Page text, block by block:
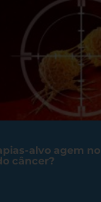
alvo agem no
câncer?